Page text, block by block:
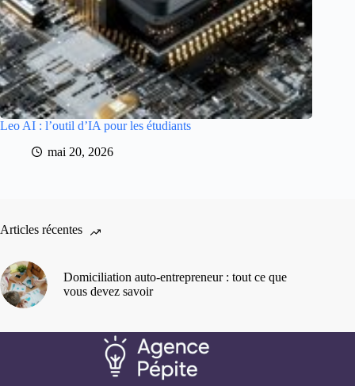
Leo AI : l’outil d’IA pour les étudiants
mai 20, 2026
Articles récentes
Domiciliation auto-entrepreneur : tout ce que
vous devez savoir